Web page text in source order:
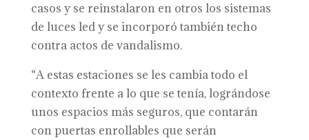
casos y se reinstalaron en otros los sistemas
de luces led y se incorporó también techo
contra actos de vandalismo.
“A estas estaciones se les cambia todo el
contexto frente a lo que se tenía, lográndose
unos espacios más seguros, que contarán
con puertas enrollables que serán